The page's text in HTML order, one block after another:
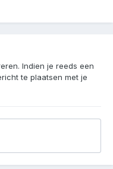
Indien je reeds een
te plaatsen met je